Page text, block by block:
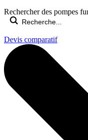
Rechercher des pompes
Devis comparatif